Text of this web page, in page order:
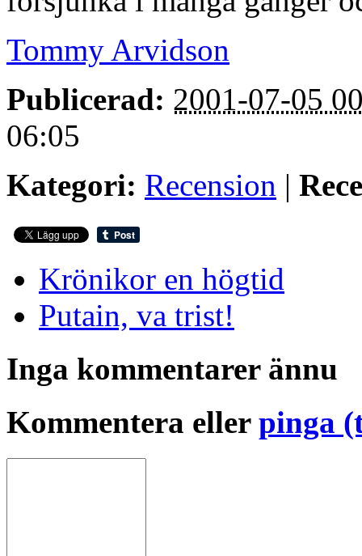
Tommy Arvidson
Publicerad: 2001-07-05
06:05
Kategori: Recension |
Krönikor en högtid
Putain, va trist!
Inga kommentarer ännu
Kommentera eller pinga